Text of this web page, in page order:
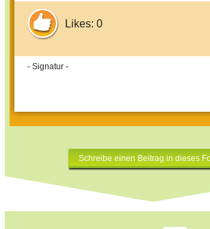
Likes: 0
- Signatur -
Schreibe einen Beitrag in dieses